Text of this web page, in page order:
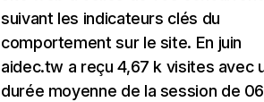
suivant les indicateurs clés du
comportement sur le site. En juin
aidec.tw a reçu 4,67 k visites avec
durée moyenne de la session de